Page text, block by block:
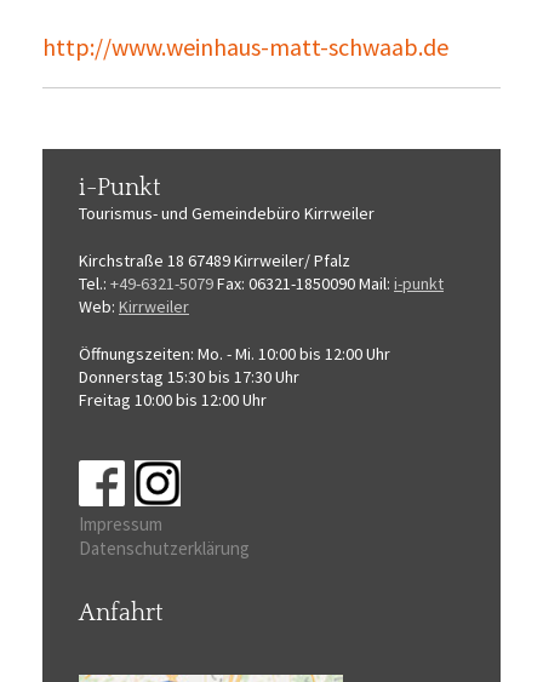
http://www.weinhaus-matt-schwaab.de
i-Punkt
Tourismus-und Gemeindebüro Kirrweiler
Kirchstraße 18 67489 Kirrweiler/ Pfalz
Tel.: +49-6321-5079Fax: 06321-1850090Mail: i-punkt
Web: Kirrweiler
Öffnungszeiten: Mo. - Mi. 10:00 bis 12:00 Uhr
Donnerstag 15:30 bis 17:30 Uhr
Freitag 10:00 bis 12:00 Uhr
Impressum
Datenschutzerklärung
Anfahrt